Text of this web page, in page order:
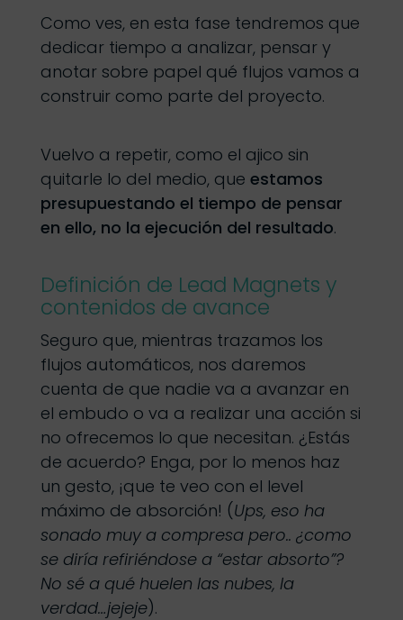
Como ves, en esta fase tendremos que
dedicar tiempo a analizar, pensar y
anotar sobre papel qué flujos vamos a
construir como parte del proyecto.
Vuelvo a repetir, como el ajico sin
quitarle lo del medio, que estamos
presupuestando el tiempo de pensar
en ello, no la ejecución del resultado.
Definición de Lead Magnets y
contenidos de avance
Seguro que, mientras trazamos los
flujos automáticos, nos daremos
cuenta de que nadie va a avanzar en
el embudo o va a realizar una acción si
no ofrecemos lo que necesitan. ¿Estás
de acuerdo? Enga, por lo menos haz
un gesto, ¡que te veo con el level
máximo de absorción! (Ups, eso ha
sonado muy a compresa pero.. ¿como
se diría refiriéndose a “estar absorto”?
No sé a qué huelen las nubes, la
verdad…jejeje).